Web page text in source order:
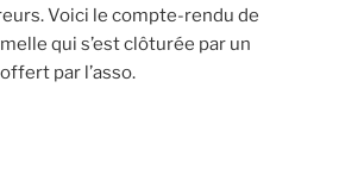
Voici le compte-rendu de
qui s’est clôturée par un
par l’asso.